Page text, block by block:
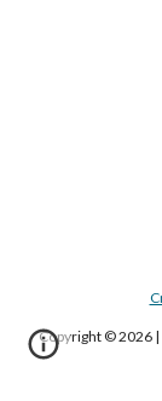
Copyright © 2026 |